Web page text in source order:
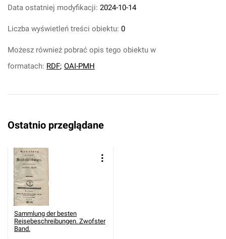
Data ostatniej modyfikacji: 2024-10-14
Liczba wyświetleń treści obiektu: 0
Możesz również pobrać opis tego obiektu w
formatach: RDF; OAI-PMH
Ostatnio przeglądane
Sammlung der besten
Reisebeschreibungen. Zwofster
Band.